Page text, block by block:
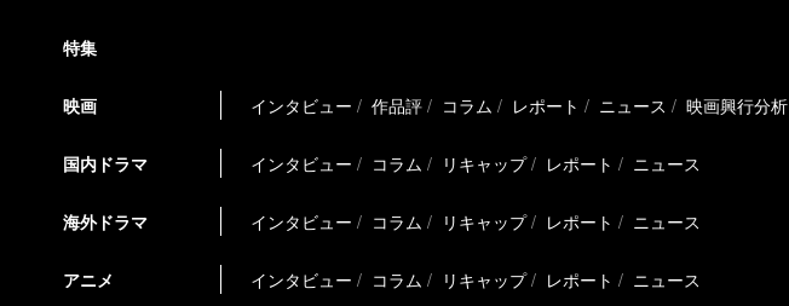
特集
映画 インタビュー 作品評 コラム レポート ニュース 映画興行分析
国内ドラマ インタビュー コラム リキャップ レポート ニュース
海外ドラマ インタビュー コラム リキャップ レポート ニュース
アニメ インタビュー コラム リキャップ レポート ニュース